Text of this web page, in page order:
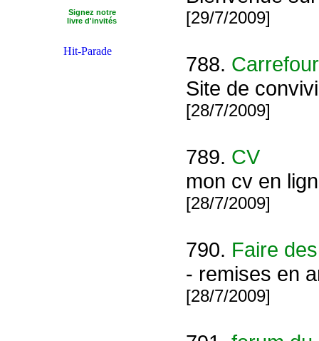
Signez notre
livre d'invités
[29/7/2009]
788.
Site de
[28/7/2009]
789. CV
mon cv en
[28/7/2009]
790. Faire
- remises en
[28/7/2009]